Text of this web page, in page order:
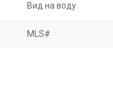
Вид на воду
MLS#